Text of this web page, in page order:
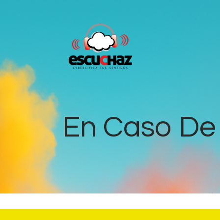
En Caso